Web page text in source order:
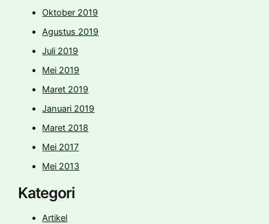
Oktober 2019
Agustus 2019
Juli 2019
Mei 2019
Maret 2019
Januari 2019
Maret 2018
Mei 2017
Mei 2013
Kategori
Artikel